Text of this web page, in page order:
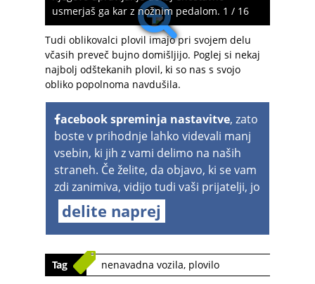
usmerjaš ga kar z nožnim pedalom. 1 / 16
Tudi oblikovalci plovil imajo pri svojem delu
včasih preveč bujno domišljijo. Poglej si nekaj
najbolj odštekanih plovil, ki so nas s svojo
obliko popolnoma navdušila.
acebook spreminja nastavitve, zato
boste v prihodnje lahko videvali manj
vsebin, ki jih z vami delimo na naših
straneh. Če želite, da objavo, ki se vam
zdi zanimiva, vidijo tudi vaši prijatelji, jo
delite naprej
Tag nenavadna vozila, plovilo